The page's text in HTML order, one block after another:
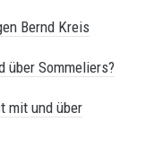
Bernd Kreis
über Sommeliers?
mit und über